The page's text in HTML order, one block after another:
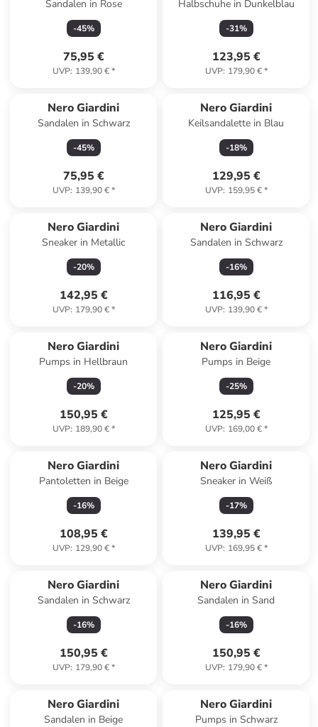
Sandalen in Rose
-45%
75,95 €
UVP: 139,90 €*
Halbschuhe in Dunkelblau
-31%
123,95 €
UVP: 179,90 €*
Nero Giardini
Sandalen in Schwarz
-45%
75,95 €
UVP: 139,90 €*
Nero Giardini
Keilsandalette in Blau
-18%
129,95 €
UVP: 159,95 €*
Nero Giardini
Sneaker in Metallic
-20%
142,95 €
UVP: 179,90 €*
Nero Giardini
Sandalen in Schwarz
-16%
116,95 €
UVP: 139,90 €*
Nero Giardini
Pumps in Hellbraun
-20%
150,95 €
UVP: 189,90 €*
Nero Giardini
Pumps in Beige
-25%
125,95 €
UVP: 169,00 €*
Nero Giardini
Pantoletten in Beige
-16%
108,95 €
UVP: 129,90 €*
Nero Giardini
Sneaker in Weiß
-17%
139,95 €
UVP: 169,95 €*
Nero Giardini
Sandalen in Schwarz
-16%
150,95 €
UVP: 179,90 €*
Nero Giardini
Sandalen in Sand
-16%
150,95 €
UVP: 179,90 €*
Nero Giardini
Sandalen in Beige
Nero Giardini
Pumps in Schwarz